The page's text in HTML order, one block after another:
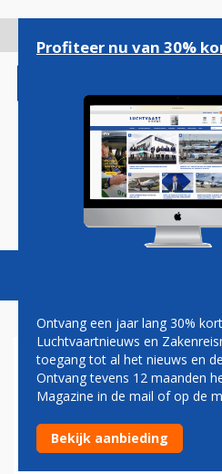
gaan
Magazine
BOEING STALT
OP
PERSONEEL
Profiteer nu van 30%
Ontvang een jaar lang 30%
Luchtvaartnieuws en
toegang tot al het nieuws en
Ontvang tevens 12 maanden
Magazine in de mail of op de
Bekijk aanbieding